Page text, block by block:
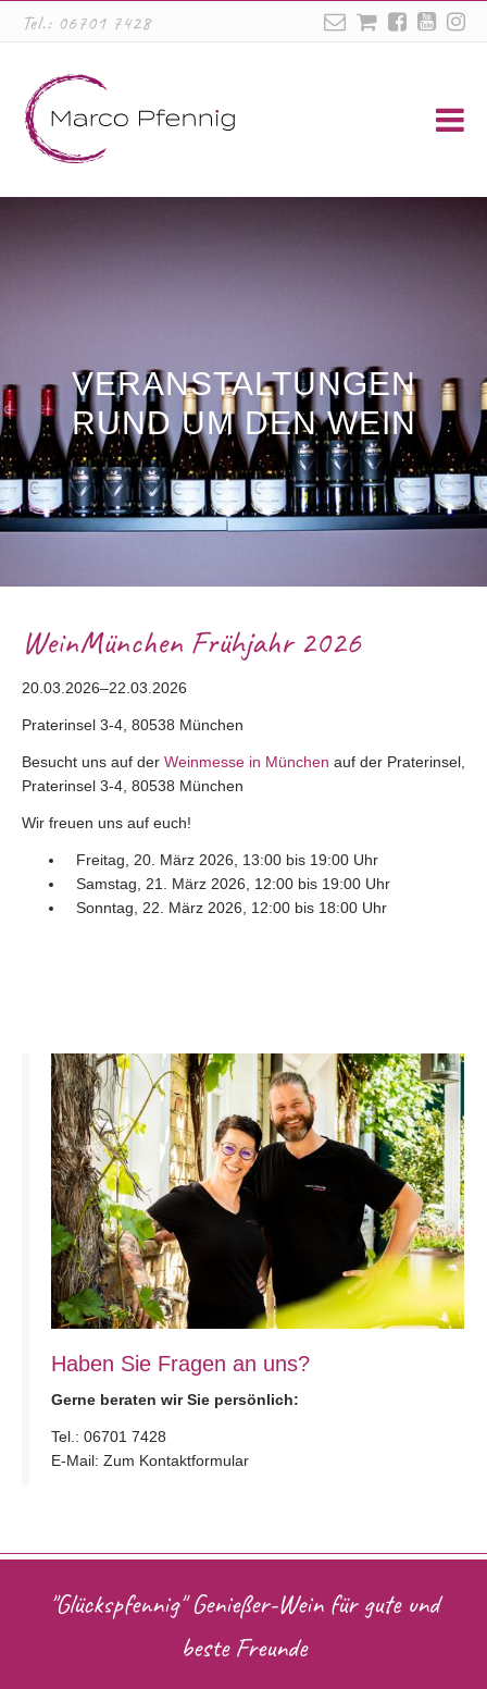
Tel.: 06701 7428
VERANSTALTUNGEN
RUND UM DEN WEIN
WeinMünchen Frühjahr 2026
20.03.2026–22.03.2026
Praterinsel 3-4, 80538 München
Besucht uns auf der Weinmesse in München auf der Praterinsel,
Praterinsel 3-4, 80538 München
Wir freuen uns auf euch!
Freitag, 20. März 2026, 13:00 bis 19:00 Uhr
Samstag, 21. März 2026, 12:00 bis 19:00 Uhr
Sonntag, 22. März 2026, 12:00 bis 18:00 Uhr
Haben Sie Fragen an uns?
Gerne beraten wir Sie persönlich:
Tel.: 06701 7428
E-Mail: Zum Kontaktformular
"Glückspfennig" Genießer-Wein für gute und
beste Freunde